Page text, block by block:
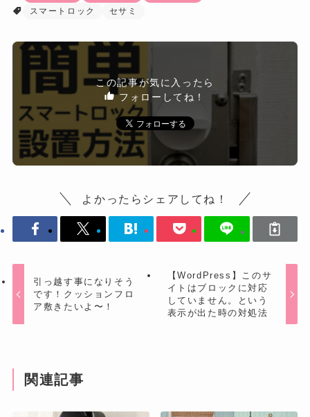
スマートロック
セサミ
この記事が気に入ったら
フォローしてね！
よかったらシェアしてね！
引っ越す事になりそう
です！クッションフロ
ア敷きたいよ〜！
【WordPress】このサ
イトはブロックに対応
していません。という
表示が出た時の対処法
関連記事